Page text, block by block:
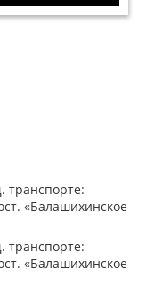
транспорте:
«Балашихинское
транспорте:
«Балашихинское